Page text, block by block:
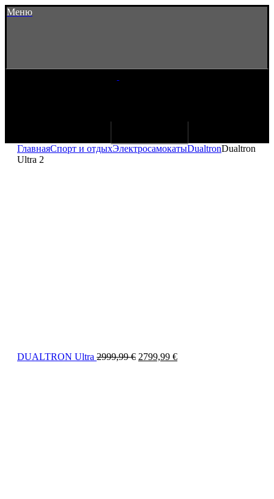
Меню
ГлавнаяСпорт и отдыхЭлектросамокатыDualtronDualtron
Ultra 2
DUALTRON Ultra 2999,99€ 2799,99 €